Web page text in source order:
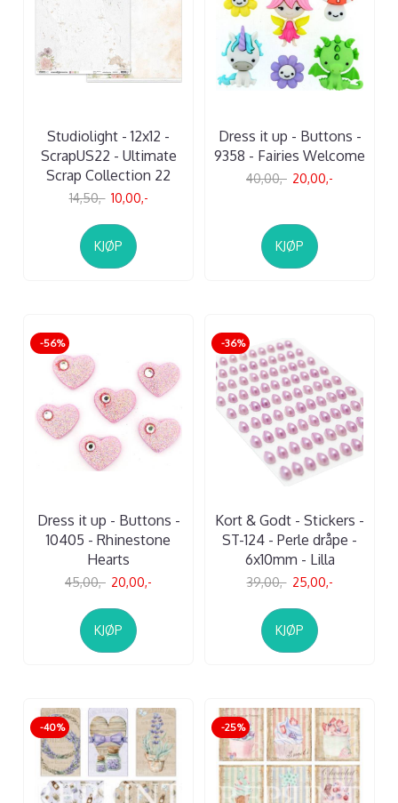
Studiolight - 12x12 -
ScrapUS22 - Ultimate
Scrap Collection 22
14,50,- 10,00,-
KJØP
Dress it up - Buttons -
9358 - Fairies Welcome
40,00,- 20,00,-
KJØP
-56%
Dress it up - Buttons -
10405 - Rhinestone
Hearts
45,00,- 20,00,-
KJØP
-36%
Kort & Godt - Stickers -
ST-124 - Perle dråpe -
6x10mm - Lilla
39,00,- 25,00,-
KJØP
-40% -25%